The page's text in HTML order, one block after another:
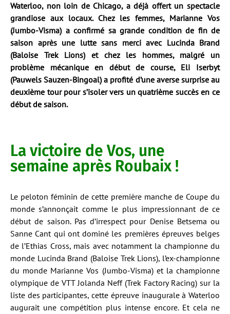
Waterloo, non loin de Chicago, a déjà offert un spectacle
grandiose aux locaux. Chez les femmes, Marianne Vos
(Jumbo-Visma) a confirmé sa grande condition de fin de
saison après une lutte sans merci avec Lucinda Brand
(Baloise Trek Lions) et chez les hommes, malgré un
problème mécanique en début de course, Eli Iserbyt
(Pauwels Sauzen-Bingoal) a profité d’une averse surprise au
deuxième tour pour s’isoler vers un quatrième succès en ce
début de saison.
La victoire de Vos, une
semaine après Roubaix !
Le peloton féminin de cette première manche de Coupe du
monde s’annonçait comme le plus impressionnant de ce
début de saison. Pas d’irrespect pour Denise Betsema ou
Sanne Cant qui ont dominé les premières épreuves belges
de l’Ethias Cross, mais avec notamment la championne du
monde Lucinda Brand (Baloise Trek Lions), l’ex-championne
du monde Marianne Vos (Jumbo-Visma) et la championne
olympique de VTT Jolanda Neff (Trek Factory Racing) sur la
liste des participantes, cette épreuve inaugurale à Waterloo
augurait une compétition plus intense encore. Et cela ne